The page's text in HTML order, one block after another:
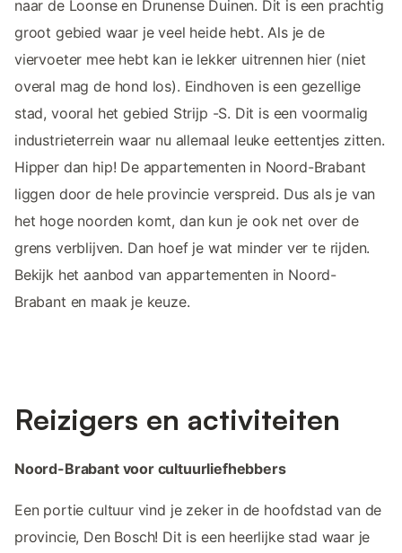
naar de Loonse en Drunense Duinen. Dit is een prachtig
groot gebied waar je veel heide hebt. Als je de
viervoeter mee hebt kan ie lekker uitrennen hier (niet
overal mag de hond los). Eindhoven is een gezellige
stad, vooral het gebied Strijp -S. Dit is een voormalig
industrieterrein waar nu allemaal leuke eettentjes zitten.
Hipper dan hip! De appartementen in Noord-Brabant
liggen door de hele provincie verspreid. Dus als je van
het hoge noorden komt, dan kun je ook net over de
grens verblijven. Dan hoef je wat minder ver te rijden.
Bekijk het aanbod van appartementen in Noord-
Brabant en maak je keuze.
Reizigers en activiteiten
Noord-Brabant voor cultuurliefhebbers
Een portie cultuur vind je zeker in de hoofdstad van de
provincie, Den Bosch! Dit is een heerlijke stad waar je